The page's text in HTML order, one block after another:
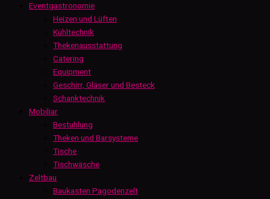
Eventgastronomie
Heizen und Lüften
Kühltechnik
Thekenausstattung
Catering
Equipment
Geschirr, Gläser und Besteck
Schanktechnik
Mobiliar
Bestuhlung
Theken und Barsysteme
Tische
Tischwäsche
Zeltbau
Baukasten Pagodenzelt